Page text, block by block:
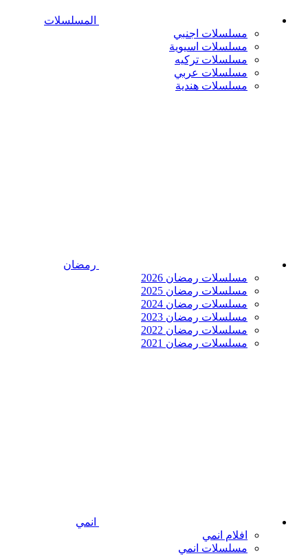
المسلسلات
مسلسلات اجنبي
مسلسلات اسيوية
مسلسلات تركيه
مسلسلات عربي
مسلسلات هندية
رمضان
مسلسلات رمضان 2026
مسلسلات رمضان 2025
مسلسلات رمضان 2024
مسلسلات رمضان 2023
مسلسلات رمضان 2022
مسلسلات رمضان 2021
انمي
افلام انمي
مسلسلات انمي